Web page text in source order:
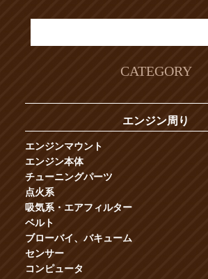
CATEGORY
エンジン周り
エンジンマウント
エンジン本体
チューニングパーツ
点火系
吸気系・エアフィルター
ベルト
ブローバイ、バキューム
センサー
コンピュータ